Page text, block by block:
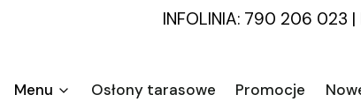
INFOLINIA: 790 206 023 |
Menu Osłony tarasowe Promocje